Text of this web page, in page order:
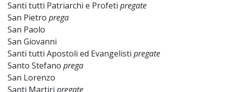
Santi tutti Patriarchi e Profeti pregate
San Pietro prega
San Paolo
San Giovanni
Santi tutti Apostoli ed Evangelisti pregate
Santo Stefano prega
San Lorenzo
Santi Martiri pregate